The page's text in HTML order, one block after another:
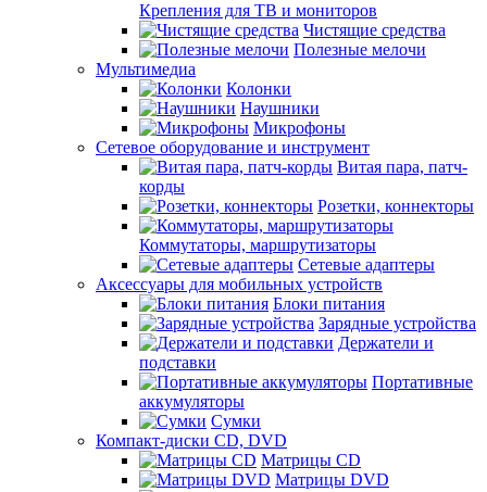
Крепления для ТВ и мониторов
Чистящие средства
Полезные мелочи
Мультимедиа
Колонки
Наушники
Микрофоны
Сетевое оборудование и инструмент
Витая пара, патч-
корды
Розетки, коннекторы
Коммутаторы, маршрутизаторы
Сетевые адаптеры
Аксессуары для мобильных устройств
Блоки питания
Зарядные устройства
Держатели и
подставки
Портативные
аккумуляторы
Сумки
Компакт-диски CD, DVD
Матрицы CD
Матрицы DVD